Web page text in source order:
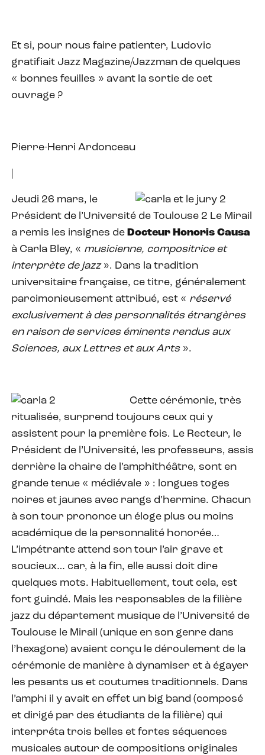
Et si, pour nous faire patienter, Ludovic
gratifiait Jazz Magazine/Jazzman de quelques
« bonnes feuilles » avant la sortie de cet
ouvrage ?
Pierre-Henri Ardonceau
Jeudi 26 mars, le
Président de l’Université de Toulouse 2 Le Mirail
a remis les insignes de Docteur Honoris Causa
à Carla Bley, « musicienne, compositrice et
interprète de jazz ». Dans la tradition
universitaire française, ce titre, généralement
parcimonieusement attribué, est « réservé
exclusivement à des personnalités étrangères
en raison de services éminents rendus aux
Sciences, aux Lettres et aux Arts ».
Cette cérémonie, très
ritualisée, surprend toujours ceux qui y
assistent pour la première fois. Le Recteur, le
Président de l’Université, les professeurs, assis
derrière la chaire de l’amphithéâtre, sont en
grande tenue « médiévale » : longues toges
noires et jaunes avec rangs d’hermine. Chacun
à son tour prononce un éloge plus ou moins
académique de la personnalité honorée…
L’impétrante attend son tour l’air grave et
soucieux… car, à la fin, elle aussi doit dire
quelques mots. Habituellement, tout cela, est
fort guindé. Mais les responsables de la filière
jazz du département musique de l’Université de
Toulouse le Mirail (unique en son genre dans
l’hexagone) avaient conçu le déroulement de la
cérémonie de manière à dynamiser et à égayer
les pesants us et coutumes traditionnels. Dans
l’amphi il y avait en effet un big band (composé
et dirigé par des étudiants de la filière) qui
interpréta trois belles et fortes séquences
musicales autour de compositions originales